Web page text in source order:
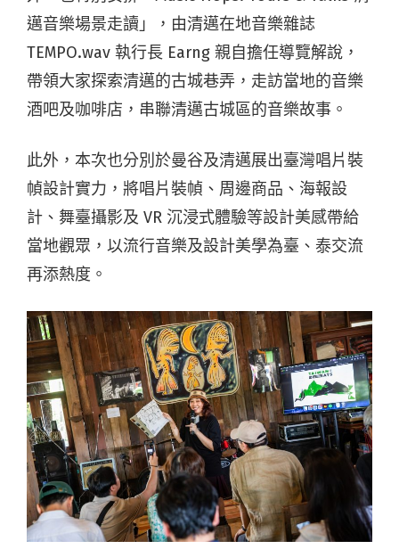
邁音樂場景走讀」，由清邁在地音樂雜誌
TEMPO.wav 執行長 Earng 親自擔任導覽解說，
帶領大家探索清邁的古城巷弄，走訪當地的音樂
酒吧及咖啡店，串聯清邁古城區的音樂故事。
此外，本次也分別於曼谷及清邁展出臺灣唱片裝
幀設計實力，將唱片裝幀、周邊商品、海報設
計、舞臺攝影及 VR 沉浸式體驗等設計美感帶給
當地觀眾，以流行音樂及設計美學為臺、泰交流
再添熱度。